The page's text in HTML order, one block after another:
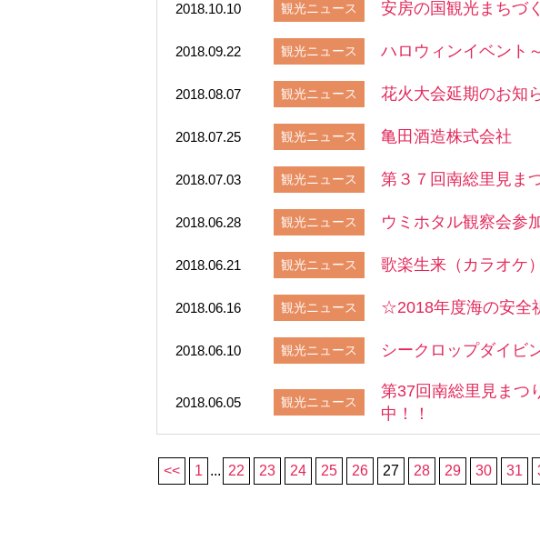
2018.10.10 観光ニュース 安房の国観光まちづ
2018.09.22 観光ニュース ハロウィンイベント
2018.08.07 観光ニュース 花火大会延期のお知
2018.07.25 観光ニュース 亀田酒造株式会社
2018.07.03 観光ニュース 第３７回南総里見ま
2018.06.28 観光ニュース ウミホタル観察会参
2018.06.21 観光ニュース 歌楽生来（カラオケ
2018.06.16 観光ニュース ☆2018年度海の安全
2018.06.10 観光ニュース シークロップダイビ
2018.06.05 観光ニュース
第37回南総里見まつ
中！！
<< 1 ... 22 23 24 25 26 27 28 29 30 31